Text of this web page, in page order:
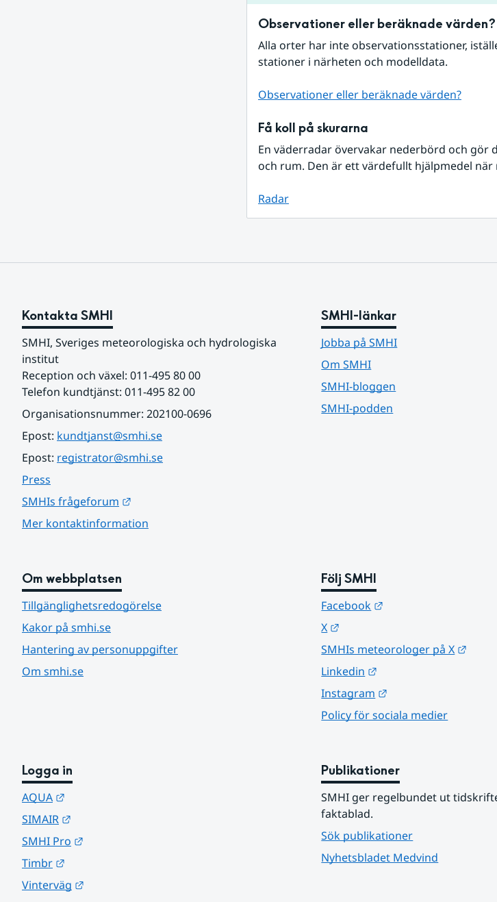
Observationer eller beräknade värden?
Alla orter har inte observationsstationer,
stationer i närheten och modelldata.
Observationer eller beräknade värden?
Få koll på skurarna
En väderradar övervakar nederbörd och gör
och rum. Den är ett värdefullt hjälpmedel när
Radar
Kontakta SMHI
SMHI, Sveriges meteorologiska och hydrologiska
institut
Reception och växel: 011-495 80 00
Telefon kundtjänst: 011-495 82 00
Organisationsnummer: 202100-0696
Epost: kundtjanst@smhi.se
Epost: registrator@smhi.se
Press
SMHIs frågeforum
Mer kontaktinformation
SMHI-länkar
Jobba på SMHI
Om SMHI
SMHI-bloggen
SMHI-podden
Om webbplatsen
Tillgänglighetsredogörelse
Kakor på smhi.se
Hantering av personuppgifter
Om smhi.se
Följ SMHI
Facebook
X
SMHIs meteorologer på X
Linkedin
Instagram
Policy för sociala medier
Logga in
AQUA
SIMAIR
SMHI Pro
Timbr
Vinterväg
Publikationer
SMHI ger regelbundet ut
faktablad.
Sök publikationer
Nyhetsbladet Medvind